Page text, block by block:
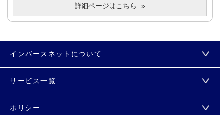
詳細ページはこちら
インバースネットについて
サービス一覧
ポリシー